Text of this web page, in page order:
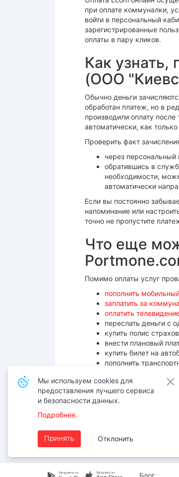
при оплате коммуналки,
войти в персональный
зарегистрированные
оплаты в пару кликов.
Как узнать,
(ООО
Обычно деньги
обработан платеж, но в
производили оплату
автоматически, как
Проверить факт
через персональный
обратившись в
необходимости,
автоматически
Если вы постоянно
напоминание или
точно не пропустите
Что еще
Помимо оплаты услуг
пополнить
заплатить за
оплатить
переслать деньги с
купить полис
внести плановый
купить билет на
пополнить
оплатить штраф за
Используя Portmone, вы
и надежную защиту ваших
через наш сервис —
Блог
Мы используем cookies для
предоставления лучшего сервиса
и безопасности данных.
Подробнее.
Принять Отклонить